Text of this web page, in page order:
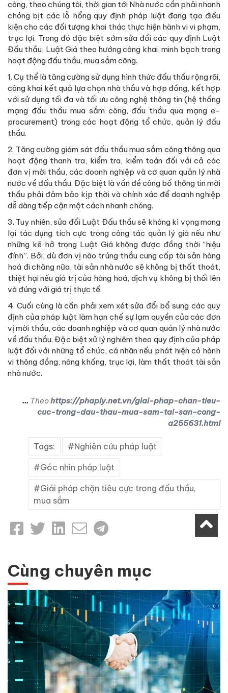
công, theo chúng tôi, thời gian tới Nhà nước cần phải nhanh
chóng bịt các lỗ hổng quy định pháp luật đang tạo điều
kiện cho các đối tượng khai thác thực hiện hành vi vi phạm,
trục lợi. Trong đó đặc biệt sớm sửa đổi các quy định Luật
Đấu thầu, Luật Giá theo hướng công khai, minh bạch trong
hoạt động đấu thầu, mua sắm công.
1. Cụ thể là tăng cường sử dụng hình thức đấu thầu rộng rãi,
công khai kết quả lựa chọn nhà thầu và hợp đồng, kết hợp
với sử dụng tối đa và tối ưu công nghệ thông tin (hệ thống
mạng đấu thầu mua sắm công, đấu thầu qua mạng e-
procurement) trong các hoạt động tổ chức, quản lý đấu
thầu.
2. Tăng cường giám sát đấu thầu mua sắm công thông qua
hoạt động thanh tra, kiểm tra, kiểm toán đối với cả các
đơn vị mời thầu, các doanh nghiệp và cơ quan quản lý nhà
nước về đấu thầu. Đặc biệt là vấn đề công bố thông tin mời
thầu phải đảm bảo kịp thời và chính xác để doanh nghiệp
dễ dàng tiếp cận một cách nhanh chóng.
3. Tuy nhiên, sửa đổi Luật Đấu thầu sẽ không kì vọng mang
lại tác dụng tích cực trong công tác quản lý giá nếu như
những kẽ hở trong Luật Giá không được đồng thời “hiệu
đính”. Bởi, dù đơn vị nào trúng thầu cung cấp tài sản hàng
hoá đi chăng nữa, tài sản nhà nước sẽ không bị thất thoát,
thiệt hại nếu giá trị của hàng hoá, dịch vụ không bị thổi lên
và đúng với giá trị thực tế.
4. Cuối cùng là cần phải xem xét sửa đổi bổ sung các quy
định của pháp luật làm hạn chế sự lạm quyền của các đơn
vị mời thầu, các doanh nghiệp và cơ quan quản lý nhà nước
về đấu thầu. Đặc biệt xử lý nghiêm theo quy định của pháp
luật đối với những tổ chức, cá nhân nếu phát hiện có hành
vi thông đồng, nâng khống, trục lợi, làm thất thoát tài sản
nhà nước.
... Theohttps://phaply.net.vn/giai-phap-chan-tieu-
cuc-trong-dau-thau-mua-sam-tai-san-cong-
a255631.html
Tags: Nghiên cứu pháp luật
Góc nhìn pháp luật
Giải pháp chặn tiêu cực trong đấu thầu,
mua sắm
Cùng chuyên mục